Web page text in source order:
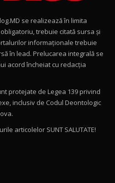
E 53 HYBRID 4MATIC+ / Test
/ Test Drive AutoBlog.MD
Test Drive AutoBlog.MD
cu luxul / AutoBlog.MD
se realizează în limita
trebuie citată sursa și
informaționale trebuie
în lead. Prelucarea integrală se
acord încheiat cu redacţia
protejate de Legea 139 privind
inclusiv de Codul Deontologic
articolelor SUNT SALUTATE!